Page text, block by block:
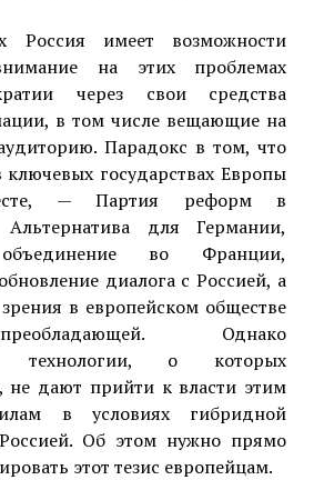
Россия имеет возможности
на этих проблемах
через свои средства
в том числе вещающие на
Парадокс в том, что
государствах Европы
— Партия реформ в
Альтернатива для Германии,
во Франции,
диалога с Россией, а
в европейском обществе
Однако
технологии, о которых
не дают прийти к власти этим
в условиях гибридной
Об этом нужно прямо
этот тезис европейцам.